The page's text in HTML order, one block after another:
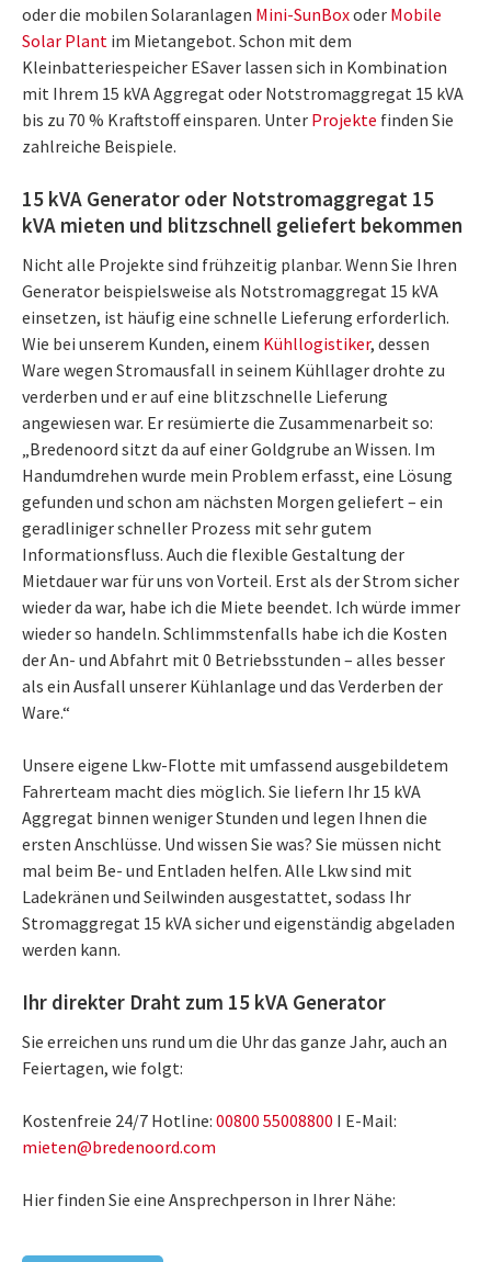
oder die mobilen Solaranlagen Mini-SunBoxoder Mobile
Solar Plant im Mietangebot. Schon mit dem
Kleinbatteriespeicher ESaver lassen sich in Kombination
mit Ihrem 15 kVA Aggregat oder Notstromaggregat 15 kVA
bis zu 70 % Kraftstoff einsparen. Unter Projekte finden Sie
zahlreiche Beispiele.
15 kVA Generator oder Notstromaggregat 15
kVA mieten und blitzschnell geliefert bekommen
Nicht alle Projekte sind frühzeitig planbar. Wenn Sie Ihren
Generator beispielsweise als Notstromaggregat 15 kVA
einsetzen, ist häufig eine schnelle Lieferung erforderlich.
Wie bei unserem Kunden, einem Kühllogistiker, dessen
Ware wegen Stromausfall in seinem Kühllager drohte zu
verderben und er auf eine blitzschnelle Lieferung
angewiesen war. Er resümierte die Zusammenarbeit so:
„Bredenoord sitzt da auf einer Goldgrube an Wissen. Im
Handumdrehen wurde mein Problem erfasst, eine Lösung
gefunden und schon am nächsten Morgen geliefert – ein
geradliniger schneller Prozess mit sehr gutem
Informationsfluss. Auch die flexible Gestaltung der
Mietdauer war für uns von Vorteil. Erst als der Strom sicher
wieder da war, habe ich die Miete beendet. Ich würde immer
wieder so handeln. Schlimmstenfalls habe ich die Kosten
der An- und Abfahrt mit 0 Betriebsstunden – alles besser
als ein Ausfall unserer Kühlanlage und das Verderben der
Ware.“
Unsere eigene Lkw-Flotte mit umfassend ausgebildetem
Fahrerteam macht dies möglich. Sie liefern Ihr 15 kVA
Aggregat binnen weniger Stunden und legen Ihnen die
ersten Anschlüsse. Und wissen Sie was? Sie müssen nicht
mal beim Be- und Entladen helfen. Alle Lkw sind mit
Ladekränen und Seilwinden ausgestattet, sodass Ihr
Stromaggregat 15 kVA sicher und eigenständig abgeladen
werden kann.
Ihr direkter Draht zum 15 kVA Generator
Sie erreichen uns rund um die Uhr das ganze Jahr, auch an
Feiertagen, wie folgt:
Kostenfreie 24/7 Hotline: 00800 55008800 I E-Mail:
mieten@bredenoord.com
Hier finden Sie eine Ansprechperson in Ihrer Nähe: